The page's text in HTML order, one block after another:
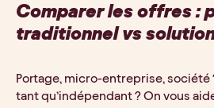
Comparer les offres :
traditionnel vs
Portage, micro-entreprise, société
tant qu’indépendant ? On vous